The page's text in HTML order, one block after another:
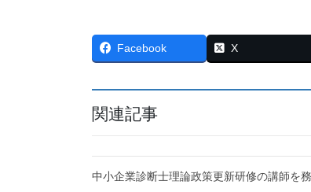
Facebook X
関連記事
中小企業診断士理論政策更新研修の講師を